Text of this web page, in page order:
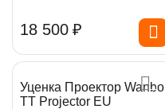
18 500 ₽
Уценка Проектор Wanbo
TT Projector EU